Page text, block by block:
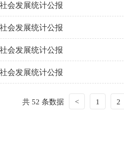
会发展统计公报
会发展统计公报
会发展统计公报
会发展统计公报
共 52 条数据 < 1 2